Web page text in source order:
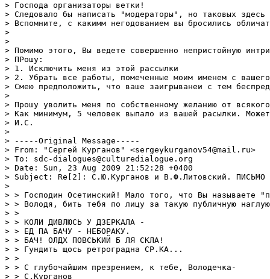
> Господа организаторы ветки!
> Следовало бы написать "модераторы", но таковых здесь
> Вспомните, с какимм негодованием вы бросились
>
>
> Помимо этого, Вы ведете совершенно непристойную
> ПРошу:
> 1. Исключить меня из этой рассылки
> 2. Убрать все работы, помеченные моим именем с
> Смею предположить, что ваше заигрыванеи с тем
>
> Прошу уволить меня по собственному желанию от
> Как минимум, 5 человек выпало из вашей расылки.
> И.С.
>
> -----Original Message-----
> From: "Сергей Курганов" <sergeykurganov54@mail.ru>
> To: sdc-dialogues@culturedialogue.org
> Date: Sun, 23 Aug 2009 21:52:28 +0400
> Subject: Re[2]: С.Ю.Курганов и В.Ф.Литовский. ПИСЬМО
>
> > Господин Осетинский! Мало того, что Вы называете
> > Володя, бить тебя по лицу за такую публичную
> >
> > КОЛИ ДИВЛЮСЬ У ДЗЕРКАЛА -
> > ЕД ПА БАЧУ - НЕБОРАКУ.
> > БАЧ! ОЛДХ ПОВСЬКИЙ Б ЛЯ СКЛА!
> > Гундить щось ретроградна СР.КА...
> >
> > С глубочайшим презрением, к тебе, Володечка-
> > С.Курганов